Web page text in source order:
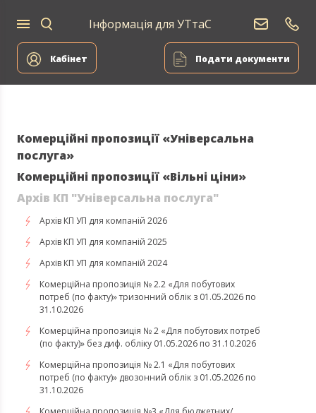
Кабінет Подати документи
Інформація для УТтаС
дому
компаній
Постачання
природного
газу
Комерційні пропозиції «Універсальна
послуга»
Комерційні пропозиції «Вільні ціни»
Архів КП "Універсальна послуга"
Архів КП УП для компаній 2026
Архів КП УП для компаній 2025
Архів КП УП для компаній 2024
Комерційна пропозиція № 2.2 «Для побутових
потреб (по факту)» тризонний облік з 01.05.2026 по
31.10.2026
Комерційна пропозиція № 2 «Для побутових потреб
(по факту)» без диф. обліку 01.05.2026 по 31.10.2026
Комерційна пропозиція № 2.1 «Для побутових
потреб (по факту)» двозонний облік з 01.05.2026 по
31.10.2026